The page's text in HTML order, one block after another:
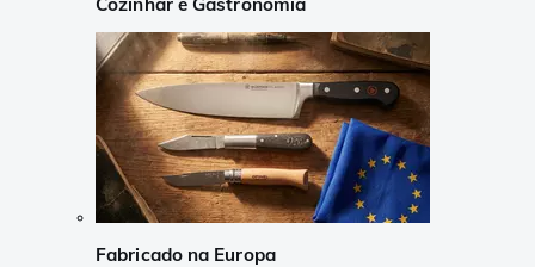
Fabricado na Europa